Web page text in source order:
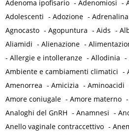
Adenoma ipofisario -Adenomiosi -
Adolescenti -Adozione -Adrenalina
Agnocasto -Agopuntura -Aids -
Aliamidi -Alienazione -
-Allergie e intolleranze -Allodinia -
Ambiente e cambiamenti climatici -
Amenorrea -Amicizia -Aminoacidi
Amore coniugale -Amore materno
Analoghi del GnRH -Anamnesi -
Anello vaginale contraccettivo -